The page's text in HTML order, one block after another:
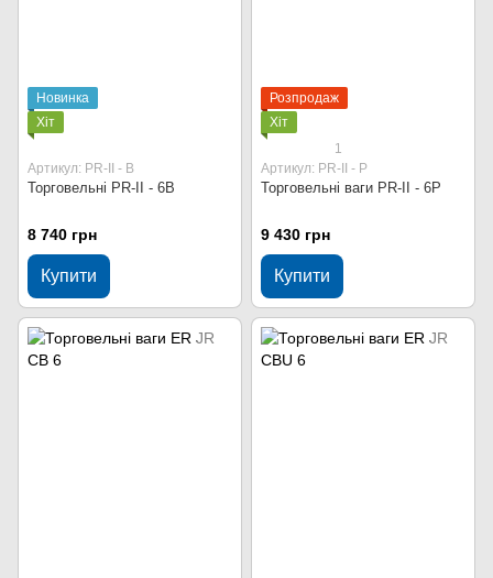
Новинка
Хіт
Артикул: PR-II - В
Торговельні PR-II - 6В
8 740 грн
Купити
Розпродаж
Хіт
1
Артикул: PR-II - P
Торговельні ваги PR-II - 6P
9 430 грн
Купити